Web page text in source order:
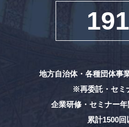
191
地方自治体・各種団体
※再委託・セミ
企業研修・セミナー
累計1500回